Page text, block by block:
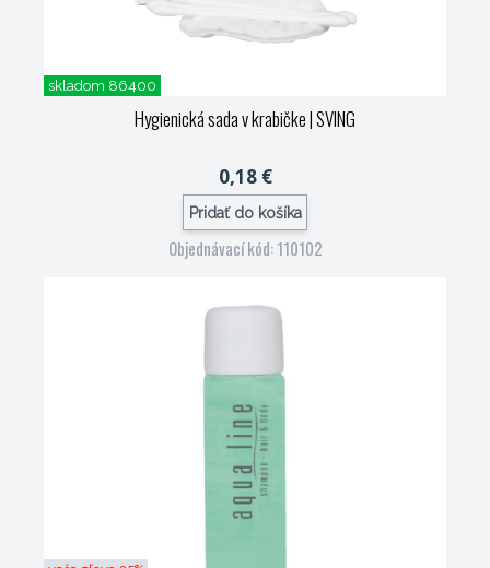
skladom 86400
Hygienická sada v krabičke| SVING
0,18 €
Pridať do košíka
Objednávací kód: 110102